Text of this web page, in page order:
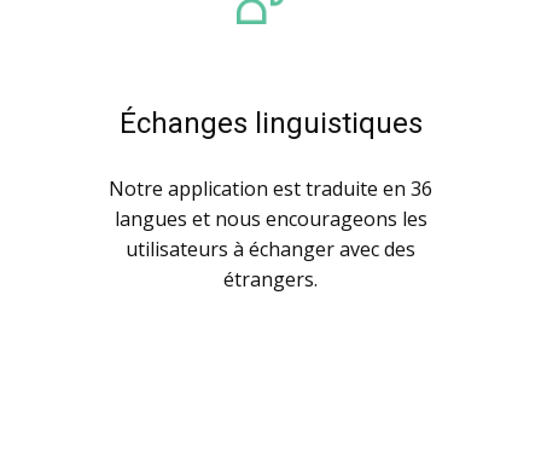
Échanges linguistiques
Notre application est traduite en 36
langues et nous encourageons les
utilisateurs à échanger avec des
étrangers.